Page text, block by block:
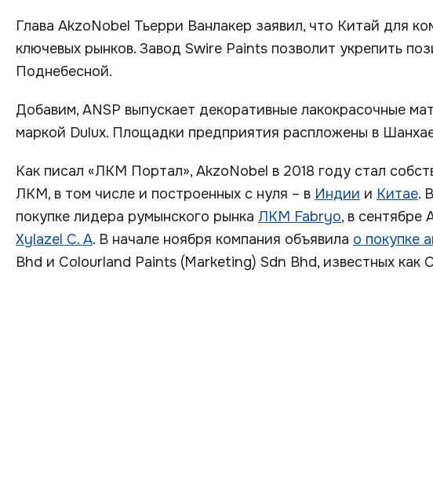
Глава AkzoNobel Тьерри Ванлакер заявил, что Китай для
ключевых рынков. Завод Swire Paints позволит укрепить
Поднебесной.
Добавим, ANSP выпускает декоративные лакокрасочные
маркой Dulux. Площадки предприятия распложены в
Как писал «ЛКМ Портал», AkzoNobel в 2018 году стал
ЛКМ, в том числе и построенных с нуля – в Индии и Китае.
покупке лидера румынского рынка ЛКМ Fabryo, в сентябре
Xylazel С. А. В начале ноября компания объявила о покупке
Bhd и Colourland Paints (Marketing) Sdn Bhd, известных как